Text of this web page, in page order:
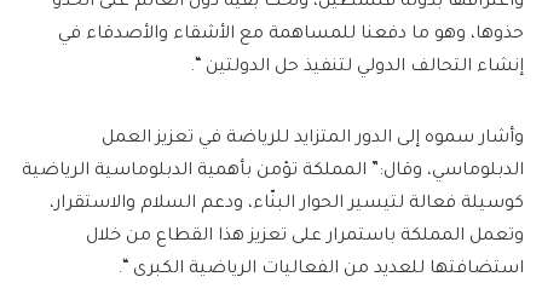
حذوها، وهو ما دفعنا للمساهمة مع الأشقاء والأصدقاء في
إنشاء التحالف الدولي لتنفيذ حل الدولتين “.
وأشار سموه إلى الدور المتزايد للرياضة في تعزيز العمل
الدبلوماسي، وقال:” المملكة تؤمن بأهمية الدبلوماسية الرياضية
كوسيلة فعالة لتيسير الحوار البنّاء، ودعم السلام والاستقرار،
وتعمل المملكة باستمرار على تعزيز هذا القطاع من خلال
استضافتها للعديد من الفعاليات الرياضية الكبرى “.